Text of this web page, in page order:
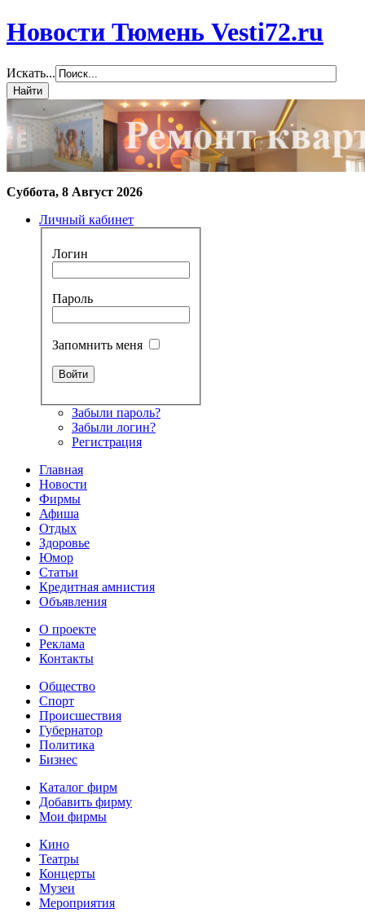
Новости Тюмень Vesti72.ru
Искать...
Суббота, 8 Август 2026
Личный кабинет
Логин
Пароль
Запомнить меня
Забыли пароль?
Забыли логин?
Регистрация
Главная
Новости
Фирмы
Афиша
Отдых
Здоровье
Юмор
Статьи
Кредитная амнистия
Объявления
О проекте
Реклама
Контакты
Общество
Спорт
Происшествия
Губернатор
Политика
Бизнес
Каталог фирм
Добавить фирму
Мои фирмы
Кино
Театры
Концерты
Музеи
Мероприятия